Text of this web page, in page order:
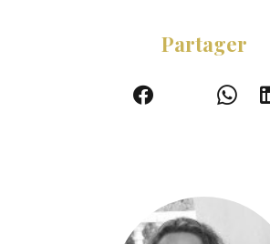
Partager